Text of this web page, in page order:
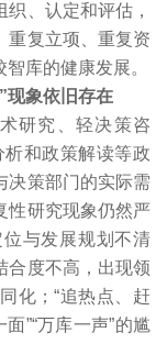
、认定和评估，
重复立项、重复资
库的健康发展。
现象依旧存在
研究、轻决策咨
和政策解读等政
决策部门的实际需
性研究现象仍然严
与发展规划不清
合度不高，出现领
化；“追热点、赶
”“万库一声”的尴